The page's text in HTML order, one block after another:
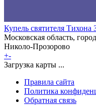
Купель святителя Тихона
Московская область,
Николо-Прозорово
+-
Загрузка карты ...
Правила сайта
Политика
Обратная связь